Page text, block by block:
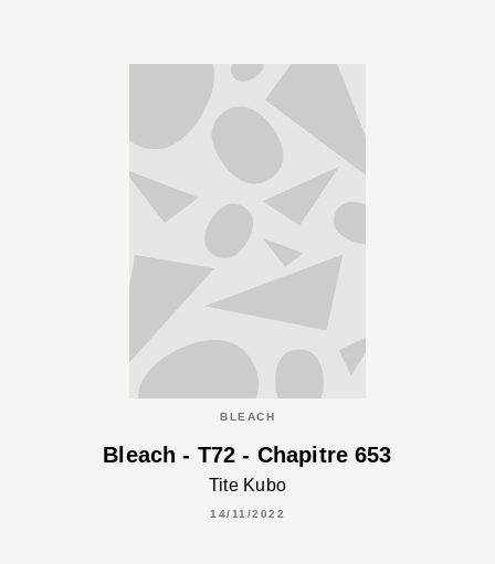
BLEACH
Bleach - T72 - Chapitre 653
Tite Kubo
14/11/2022